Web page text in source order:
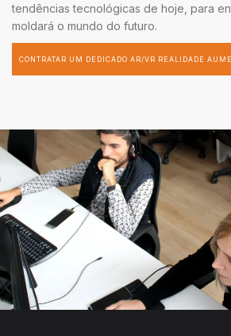
tendências tecnológicas de hoje, para
moldará o mundo do futuro.